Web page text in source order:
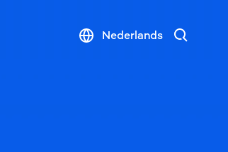
Nederlands